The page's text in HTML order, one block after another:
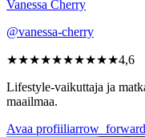
Vanessa Cherry
@vanessa-cherry
★★★★★★★★★★4,6
Lifestyle-vaikuttaja ja
maailmaa.
Avaa profiiliarrow_forward